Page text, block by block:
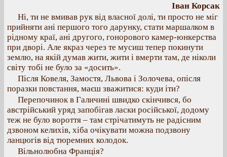
Іван Корсак
Ні, ти не вмивав рук від власної долі, ти просто не міг
прийняти ані першого того дарунку, стати маршалком в
рідному краї, ані другого, гонорового камер-юнкерства
при дворі. Але якраз через те мусиш тепер покинути
землю, на якій думав жити, жити і вмерти там, де ніколи
світу тобі не було за «досить».
Після Ковеля, Замостя, Львова і Золочева, опісля
поразки повстання, маєш зважитися: куди іти?
Перепочинок в Галичині швидко скінчився, бо
австрійський уряд запобігав ласки російської, додому
теж не було вороття – там стрічатимуть не радісним
дзвоном келихів, хіба очікувати можна подзвону
ланцюгів від тюремних колодок.
Вільнолюбна Франція?